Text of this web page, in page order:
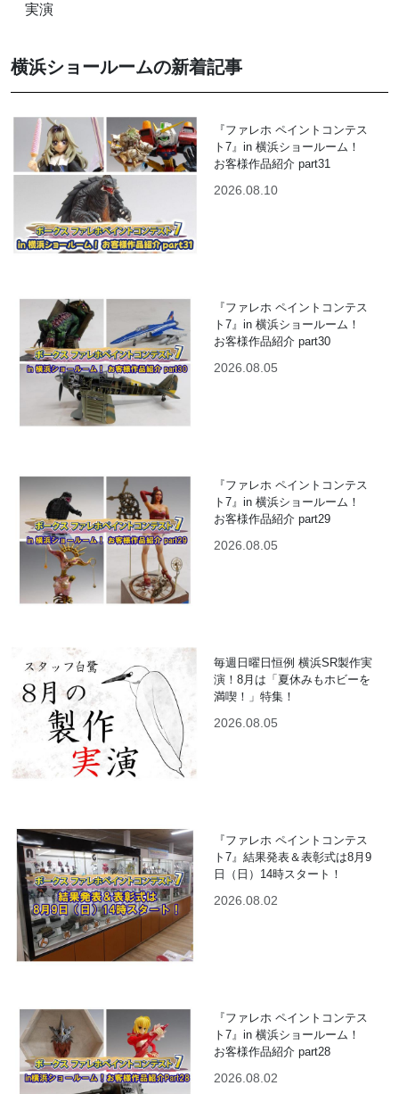
実演
横浜ショールームの新着記事
『ファレホ ペイントコンテス
ト7』in 横浜ショールーム！
お客様作品紹介 part31
2026.08.10
『ファレホ ペイントコンテス
ト7』in 横浜ショールーム！
お客様作品紹介 part30
2026.08.05
『ファレホ ペイントコンテス
ト7』in 横浜ショールーム！
お客様作品紹介 part29
2026.08.05
毎週日曜日恒例 横浜SR製作実
演！8月は「夏休みもホビーを
満喫！」特集！
2026.08.05
『ファレホ ペイントコンテス
ト7』結果発表＆表彰式は8月9
日（日）14時スタート！
2026.08.02
『ファレホ ペイントコンテス
ト7』in 横浜ショールーム！
お客様作品紹介 part28
2026.08.02